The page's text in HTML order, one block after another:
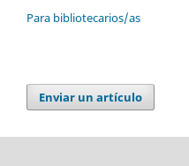
Para bibliotecarios/as
Enviar un artículo